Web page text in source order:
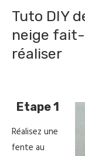
Tuto DIY
neige
réaliser
Etape 1
Réalisez une
fente au